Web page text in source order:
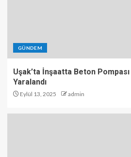
GÜNDEM
Uşak’ta İnşaatta Beton Pompası
Yaralandı
Eylül 13, 2025 admin